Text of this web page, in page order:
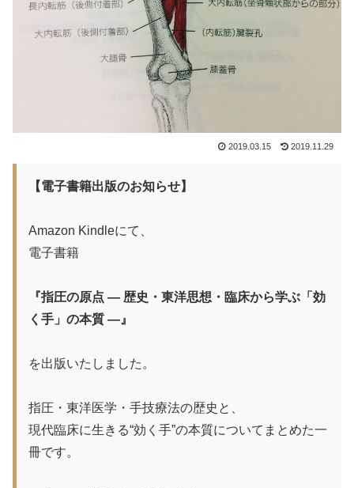
2019.03.15 2019.11.29
【電子書籍出版のお知らせ】
Amazon Kindleにて、
電子書籍
『指圧の原点 ― 歴史・東洋思想・臨床から学ぶ「効
く手」の本質 ―』
を出版いたしました。
指圧・東洋医学・手技療法の歴史と、
現代臨床に生きる“効く手”の本質についてまとめた一
冊です。